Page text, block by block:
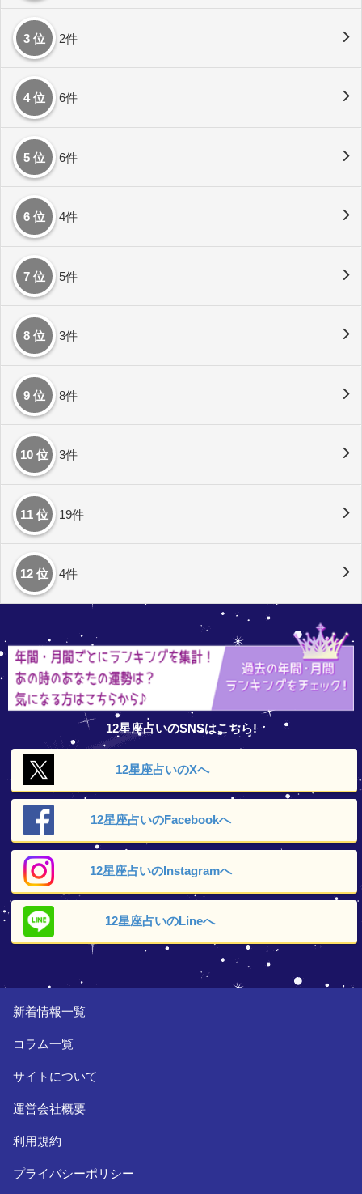
3 位 2件
4 位 6件
5 位 6件
6 位 4件
7 位 5件
8 位 3件
9 位 8件
10 位 3件
11 位 19件
12 位 4件
12星座占いのSNSはこちら!
12星座占いのXへ
12星座占いのFacebookへ
12星座占いのInstagramへ
12星座占いのLineへ
新着情報一覧
コラム一覧
サイトについて
運営会社概要
利用規約
プライバシーポリシー